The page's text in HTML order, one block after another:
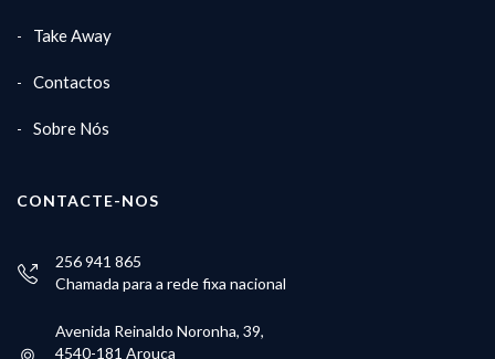
Take Away
Contactos
Sobre Nós
CONTACTE-NOS
256 941 865
Chamada para a rede fixa nacional
Avenida Reinaldo Noronha, 39,
4540-181 Arouca